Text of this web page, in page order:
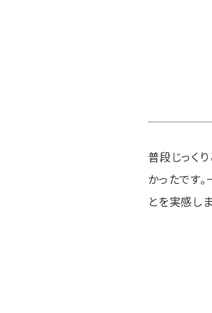
普段じっく
かったです
とを実感し